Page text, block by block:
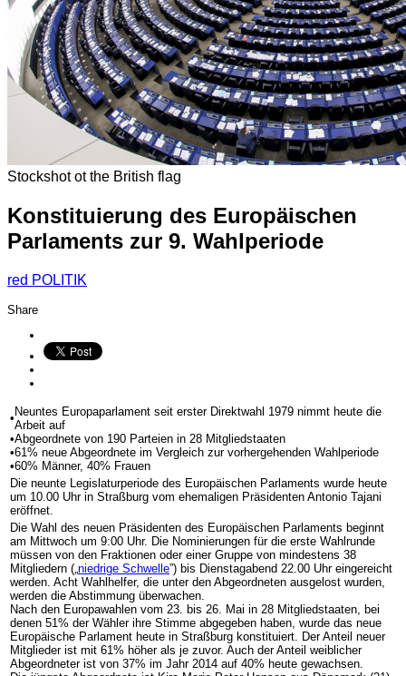
Stockshot ot the British flag
Konstituierung des Europäischen
Parlaments zur 9. Wahlperiode
red POLITIK
Share
• Neuntes Europaparlament seit erster Direktwahl 1979 nimmt heute die
Arbeit auf
•Abgeordnete von 190 Parteien in 28 Mitgliedstaaten
•61% neue Abgeordnete im Vergleich zur vorhergehenden Wahlperiode
•60% Männer, 40% Frauen
Die neunte Legislaturperiode des Europäischen Parlaments wurde heute
um 10.00 Uhr in Straßburg vom ehemaligen Präsidenten Antonio Tajani
eröffnet.
Die Wahl des neuen Präsidenten des Europäischen Parlaments beginnt
am Mittwoch um 9:00 Uhr. Die Nominierungen für die erste Wahlrunde
müssen von den Fraktionen oder einer Gruppe von mindestens 38
Mitgliedern („niedrige Schwelle”) bis Dienstagabend 22.00 Uhr eingereicht
werden. Acht Wahlhelfer, die unter den Abgeordneten ausgelost wurden,
werden die Abstimmung überwachen.
Nach den Europawahlen vom 23. bis 26. Mai in 28 Mitgliedstaaten, bei
denen 51% der Wähler ihre Stimme abgegeben haben, wurde das neue
Europäische Parlament heute in Straßburg konstituiert. Der Anteil neuer
Mitglieder ist mit 61% höher als je zuvor. Auch der Anteil weiblicher
Abgeordneter ist von 37% im Jahr 2014 auf 40% heute gewachsen.